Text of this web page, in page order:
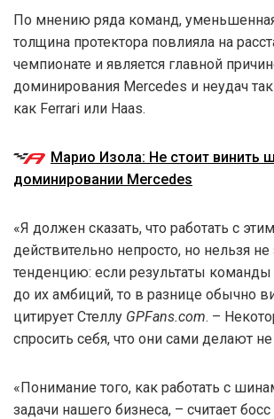
По мнению ряда команд,
толщина протектора повлияла на
чемпионате и является главной
доминирования Mercedes и неудач
как Ferrari или Haas.
Марио Изола: Не стоит винить
доминировании Mercedes
«Я должен сказать, что работать с
действительно непросто, но нельзя не
тенденцию: если результаты
до их амбиций, то в разнице обычно
цитирует Стеллу GPFans.com. –
спросить себя, что они сами делают не
«Понимание того, как работать с
задачи нашего бизнеса, – считает